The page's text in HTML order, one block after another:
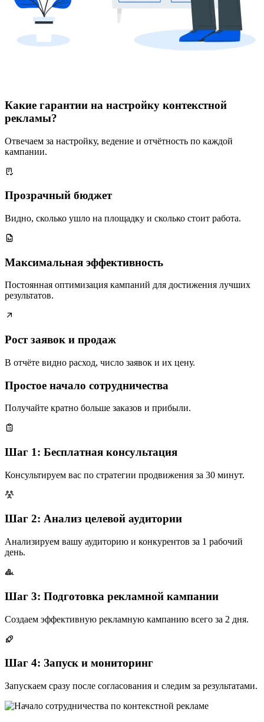
Какие гарантии на настройку контекстной
рекламы?
Отвечаем за настройку, ведение и отчётность по каждой
кампании.
Прозрачный бюджет
Видно, сколько ушло на площадку и сколько стоит работа.
Максимальная эффективность
Постоянная оптимизация кампаний для достижения лучших
результатов.
Рост заявок и продаж
В отчёте видно расход, число заявок и их цену.
Простое начало сотрудничества
Получайте кратно больше заказов и прибыли.
Шаг 1: Бесплатная консультация
Консультируем вас по стратегии продвижения за 30 минут.
Шаг 2: Анализ целевой аудитории
Анализируем вашу аудиторию и конкурентов за 1 рабочий
день.
Шаг 3: Подготовка рекламной кампании
Создаем эффективную рекламную кампанию всего за 2 дня.
Шаг 4: Запуск и мониторинг
Запускаем сразу после согласования и следим за результатами.